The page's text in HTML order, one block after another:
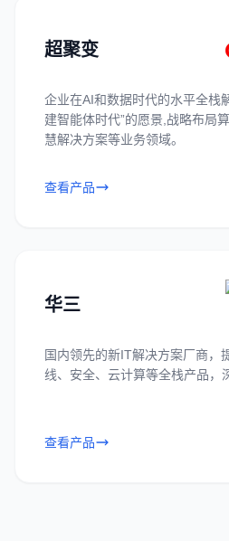
超聚变
企业在AI和数据时代的水平全栈
建智能体时代”的愿景,战略布局
慧解决方案等业务领域。
查看产品
华三
国内领先的新IT解决方案厂商，
线、安全、云计算等全栈产品，
查看产品